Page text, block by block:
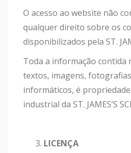
O acesso ao website não
qualquer direito sobre os
disponibilizados pela ST.
Toda a informação contida
textos, imagens,
informáticos, é
industrial da ST. JAMES’S
LICENÇA